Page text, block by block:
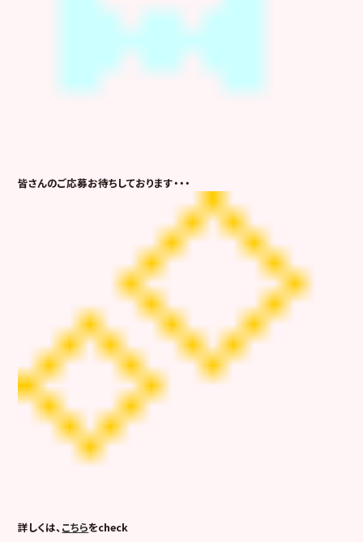
皆さんのご応募お待ちしております・・・
詳しくは、 こちらをcheck